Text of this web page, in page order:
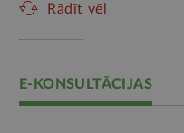
Rādīt vēl
E-KONSULTĀCIJAS